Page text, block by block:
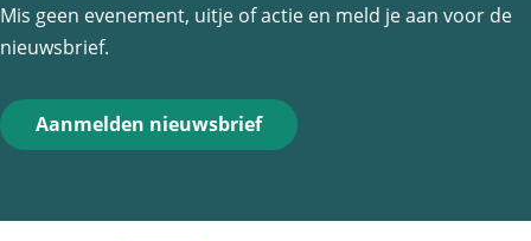
c
e
o
o
m
a
l
a
A
p
Mis geen evenement, uitje of actie en meld je aan voor de
nieuwsbrief.
Aanmelden nieuwsbrief